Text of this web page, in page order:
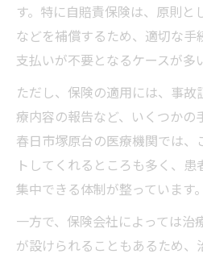
す。特に自賠責保険は、原則と
などを補償するため、適切な
支払いが不要となるケースが多
ただし、保険の適用には、事
療内容の報告など、いくつかの
春日市塚原台の医療機関では、
トしてくれるところも多く、
集中できる体制が整っています。
一方で、保険会社によっては治
が設けられることもあるため